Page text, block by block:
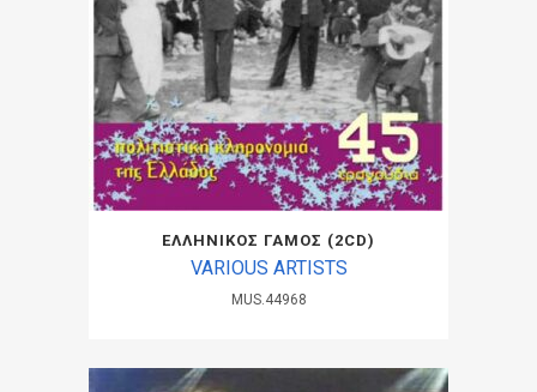
ΕΛΛΗΝΙΚΟΣ ΓΑΜΟΣ (2CD)
VARIOUS ARTISTS
MUS.44968